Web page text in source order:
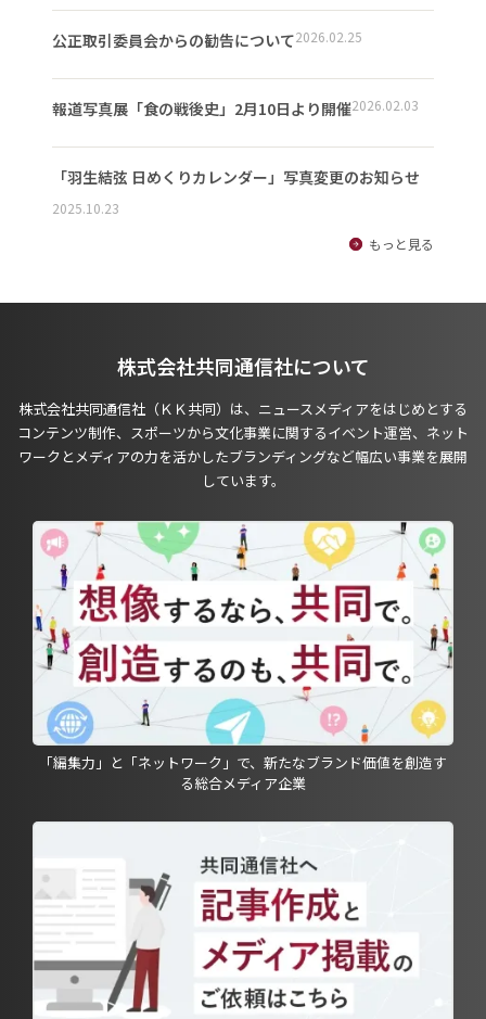
公正取引委員会からの勧告について2026.02.25
報道写真展「食の戦後史」2月10日より開催2026.02.03
「羽生結弦 日めくりカレンダー」写真変更のお知らせ
2025.10.23
もっと見る
株式会社共同通信社について
株式会社共同通信社（ＫＫ共同）は、ニュースメディアをはじめとする
コンテンツ制作、スポーツから文化事業に関するイベント運営、ネット
ワークとメディアの力を活かしたブランディングなど幅広い事業を展開
しています。
「編集力」と「ネットワーク」で、新たなブランド価値を創造す
る総合メディア企業